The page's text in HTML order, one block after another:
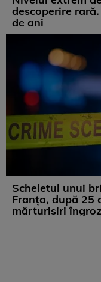
descoperire
de ani
Scheletul unui
Franța, după 25
mărturisiri